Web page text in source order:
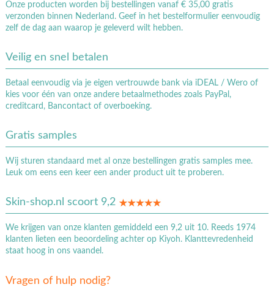
Onze producten worden bij bestellingen vanaf € 35,00 gratis
verzonden binnen Nederland. Geef in het bestelformulier eenvoudig
zelf de dag aan waarop je geleverd wilt hebben.
Veilig en snel betalen
Betaal eenvoudig via je eigen vertrouwde bank via iDEAL / Wero of
kies voor één van onze andere betaalmethodes zoals PayPal,
creditcard, Bancontact of overboeking.
Gratis samples
Wij sturen standaard met al onze bestellingen gratis samples mee.
Leuk om eens een keer een ander product uit te proberen.
Skin-shop.nl scoort 9,2
We krijgen van onze klanten gemiddeld een 9,2 uit 10. Reeds 1974
klanten lieten een beoordeling achter op Kiyoh. Klanttevredenheid
staat hoog in ons vaandel.
Vragen of hulp nodig?